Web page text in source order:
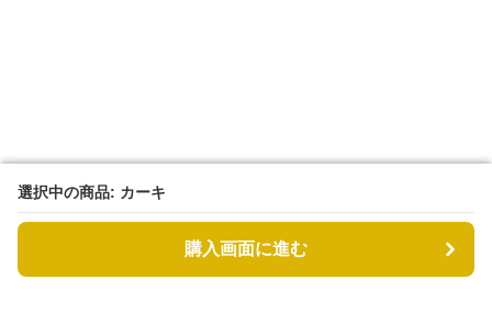
選択中の商品: カーキ
購入画面に進む
選択中の商品: カーキ
購入画面に進む